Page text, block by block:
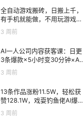
全自动游戏搬砖，日搬上千，
有手机就能做，不用玩游戏，
每天仅需10分钟
3 周前
AI一人公司内容获客课：日更
3条爆款×5小时变30分钟×AI
员工自动打工，轻松实现多平
台获客
3 周前
13条作品涨粉11.5W，轻松获
赞128.1W，戏耍钓鱼佬AI爆款
视频，多渠道变现，全套制作
思路拆解
3 周前